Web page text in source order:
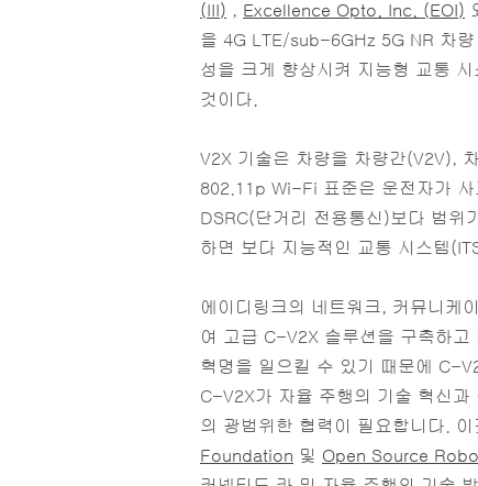
(III) , Excellence Opto. Inc. (EOI)
을 4G LTE/sub-6GHz 5G NR 차
성을 크게 향상시켜 지능형 교통
것이다.
V2X 기술은 차량을 차량간(V2V),
802.11p Wi-Fi 표준은 운전자가
DSRC(단거리 전용통신)보다 범위
하면 보다 지능적인 교통 시스템
에이디링크의 네트워크, 커뮤니케
여 고급 C-V2X 솔루션을 구축하
혁명을 일으킬 수 있기 때문에 C-
C-V2X가 자율 주행의 기술 혁신
의 광범위한 협력이 필요합니다.
Foundation 및 Open Source